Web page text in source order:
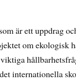
som är ett uppdrag
om ekologisk
internationella